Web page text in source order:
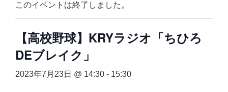
このイベントは終了しました。
【高校野球】KRYラジオ「ちひろ
DEブレイク」
2023年7月23日 @ 14:30 - 15:30